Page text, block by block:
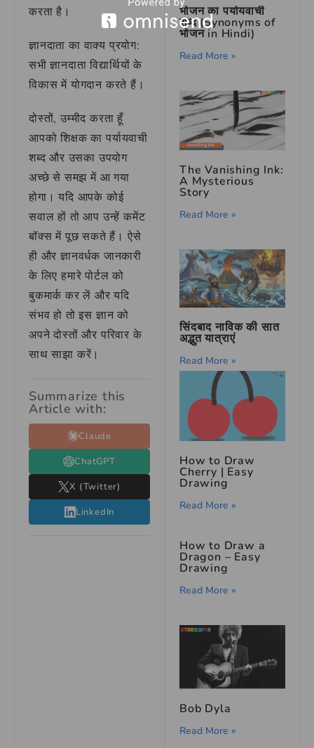
करता है।
ज्ञानदाता का वाक्य प्रयोग:
सभी ज्ञानदाता विद्यार्थियों के
विकास में योगदान करते हैं।
दोस्तों, उम्मीद करता हूँ
आपको शिक्षक का पर्यायवाची
शब्द और उसका उपयोग
अच्छे से समझ में आ गया
होगा। यदि आपके कोई
सवाल हों तो आप उन्हें कमेंट
बॉक्स में पूछ सकते हैं। ऐसे
ही और ज्ञानवर्धक जानकारी
के लिए हमारे पोर्टल को
बुकमार्क कर लें और यदि
संभव हो तो इस ज्ञान को
अपने दोस्तों और परिवार के
साथ साझा करें।
Summarize this
Article with:
Claude
ChatGPT
X (Twitter)
LinkedIn
भोजन का पर्यायवाची
शब्द (Synonyms of
भोजन in Hindi)
Read More »
The Vanishing Ink:
A Mysterious
Story
Read More »
सिंदबाद नाविक की सात
अद्भुत यात्राएं
Read More »
How to Draw
Cherry | Easy
Drawing
Read More »
How to Draw a
Dragon – Easy
Drawing
Read More »
Bob Dyla
Read More »